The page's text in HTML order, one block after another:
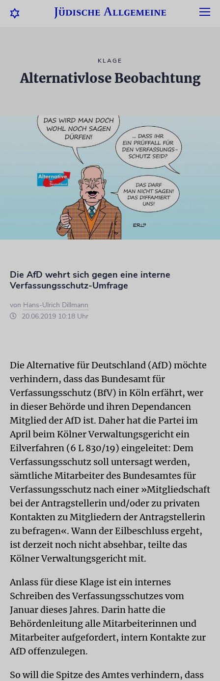
KLAGE
Alternativlose Beobachtung
Die AfD wehrt sich gegen eine interne
Verfassungsschutz-Umfrage
von Hans-Ulrich Dillmann
20.06.2019 10:18 Uhr
Die Alternative für Deutschland (AfD) möchte
verhindern, dass das Bundesamt für
Verfassungsschutz (BfV) in Köln erfährt, wer
in dieser Behörde und ihren Dependancen
Mitglied der AfD ist. Daher hat die Partei im
April beim Kölner Verwaltungsgericht ein
Eilverfahren (6 L 830/19) eingeleitet: Dem
Verfassungsschutz soll untersagt werden,
sämtliche Mitarbeiter des Bundesamtes für
Verfassungsschutz nach einer »Mitgliedschaft
bei der Antragstellerin und/oder zu privaten
Kontakten zu Mitgliedern der Antragstellerin
zu befragen«. Wann der Eilbeschluss ergeht,
ist derzeit noch nicht absehbar, teilte das
Kölner Verwaltungsgericht mit.
Anlass für diese Klage ist ein internes
Schreiben des Verfassungsschutzes vom
Januar dieses Jahres. Darin hatte die
Behördenleitung alle Mitarbeiterinnen und
Mitarbeiter aufgefordert, intern Kontakte zur
AfD offenzulegen.
So will die Spitze des Amtes verhindern, dass